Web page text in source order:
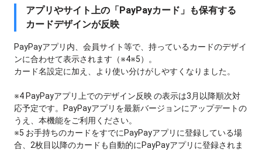
アプリやサイト上の「PayPayカード」も保有する
カードデザインが反映
PayPayアプリ内、会員サイト等で、持っているカードのデザイ
ンに合わせて表示されます（※4※5）。
カード名設定に加え、より使い分けがしやすくなりました。
※4 PayPayアプリ上でのデザイン反映 の表示は3月以降順次対
応予定です。PayPayアプリを最新バージョンにアップデートの
うえ、本機能をご利用ください。
※5 お手持ちのカードをすでにPayPayアプリに登録している場
合、2枚目以降のカードも自動的にPayPayアプリに登録されま